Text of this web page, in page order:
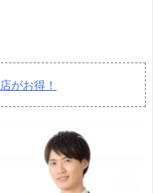
がお得！